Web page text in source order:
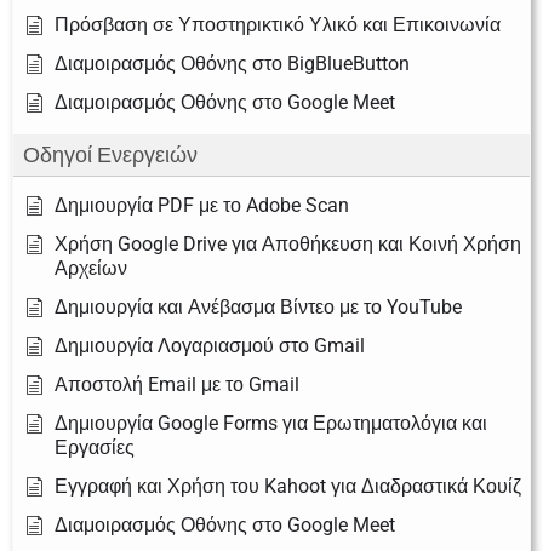
Πρόσβαση σε Υποστηρικτικό Υλικό και Επικοινωνία
Διαμοιρασμός Οθόνης στο BigBlueButton
Διαμοιρασμός Οθόνης στο Google Meet
Οδηγοί Ενεργειών
Δημιουργία PDF με το Adobe Scan
Χρήση Google Drive για Αποθήκευση και Κοινή Χρήση
Αρχείων
Δημιουργία και Ανέβασμα Βίντεο με το YouTube
Δημιουργία Λογαριασμού στο Gmail
Αποστολή Email με το Gmail
Δημιουργία Google Forms για Ερωτηματολόγια και
Εργασίες
Εγγραφή και Χρήση του Kahoot για Διαδραστικά Κουίζ
Διαμοιρασμός Οθόνης στο Google Meet